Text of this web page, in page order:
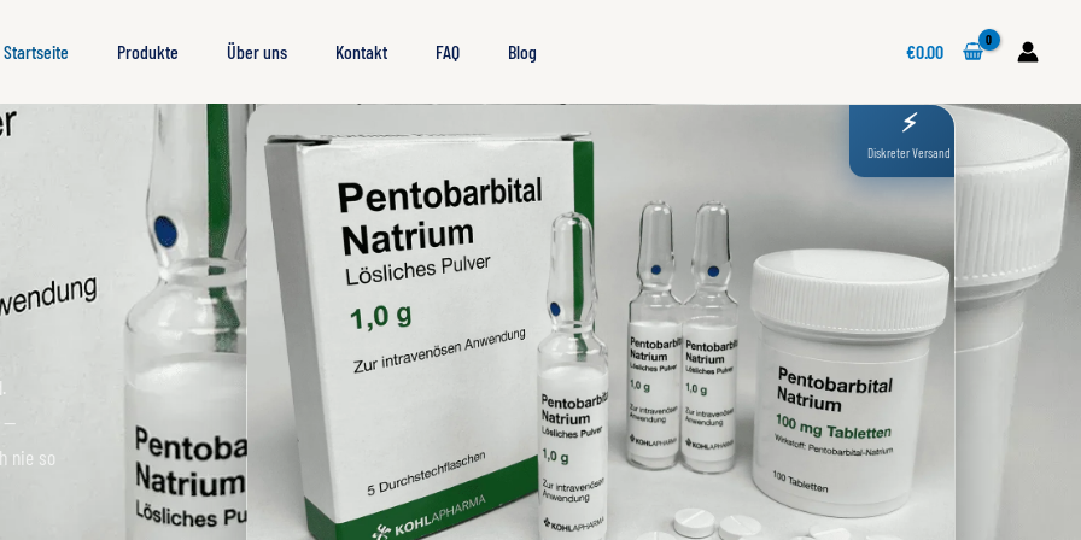
Startseite Produkte Über uns Kontakt FAQ Blog €0.00
—
nie so
⚡
Diskreter Versand